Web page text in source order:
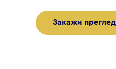
Закажи преглед